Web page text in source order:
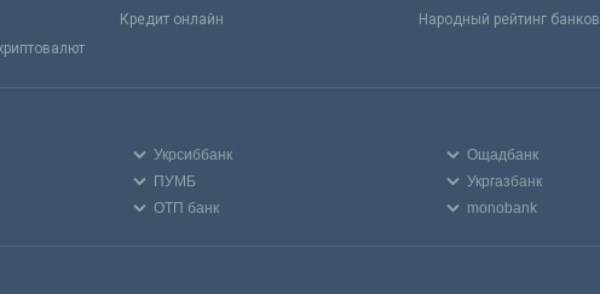
Кредит онлайн
Народный рейтинг банков
Укрсиббанк
Ощадбанк
ПУМБ
Укргазбанк
ОТП банк monobank